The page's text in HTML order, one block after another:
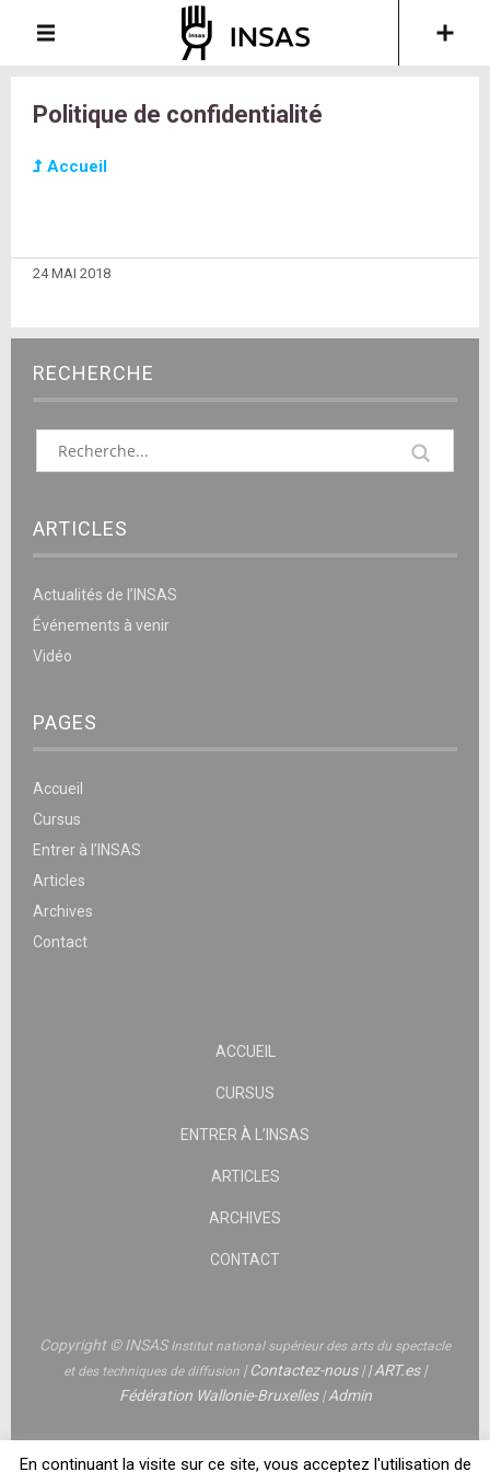
Politique de confidentialité
Accueil
24 MAI 2018
RECHERCHE
ARTICLES
Actualités de l’INSAS
Événements à venir
Vidéo
PAGES
Accueil
Cursus
Entrer à l’INSAS
Articles
Archives
Contact
ACCUEIL
CURSUS
ENTRER À L’INSAS
ARTICLES
ARCHIVES
CONTACT
Copyright © INSASInstitut national supérieur des arts du spectacle
et des techniques de diffusion |Contactez-nous||ART.es|
Fédération Wallonie-Bruxelles|Admin
En continuant la visite sur ce site, vous acceptez l'utilisation de